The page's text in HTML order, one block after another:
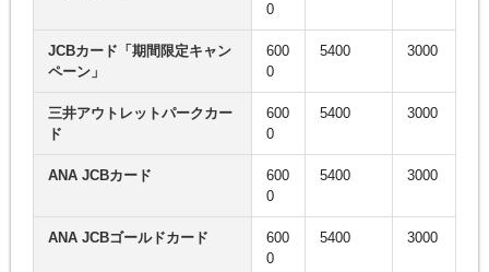
0
JCBカード「期間限定キャン
ペーン」
600
0
5400 3000
三井アウトレットパークカー
ド
600
0
5400 3000
ANA JCBカード
600
0
5400 3000
ANA JCBゴールドカード
600
0
5400 3000